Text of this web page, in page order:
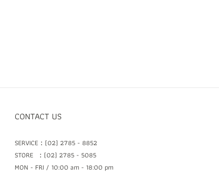
CONTACT US
SERVICE：(02) 2785 - 8852
STORE ：(02) 2785 - 5085
MON - FRI / 10:00 am - 18:00 pm